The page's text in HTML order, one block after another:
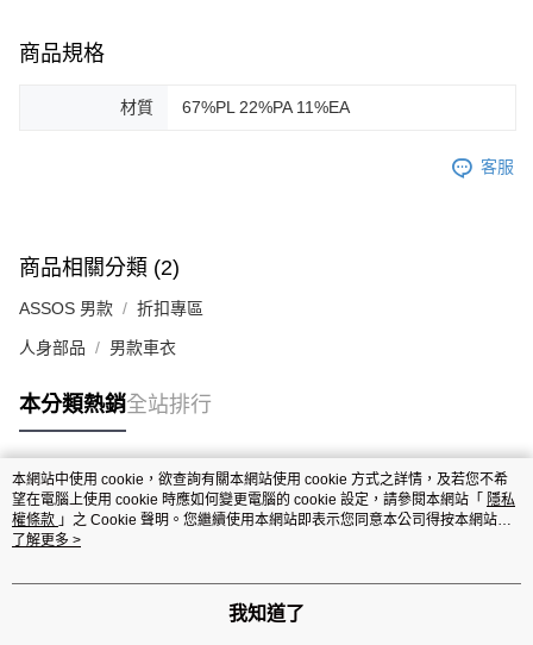
商品規格
材質 67%PL 22%PA 11%EA
客服
商品相關分類 (2)
ASSOS 男款 折扣專區
人身部品 男款車衣
本分類熱銷全站排行
熱門標籤
本網站中使用 cookie，欲查詢有關本網站使用 cookie 方式之詳情，及若您不希
望在電腦上使用 cookie 時應如何變更電腦的 cookie 設定，請參閱本網站「 隱私
權條款 」之 Cookie 聲明。您繼續使用本網站即表示您同意本公司得按本網站使
用條款之 Cookie 聲明使用 cookie。
了解更多 >
我知道了